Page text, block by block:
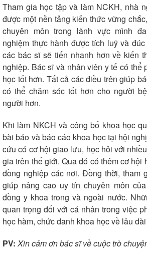
Tham gia học tập và làm NCKH, nhà
được một nền tảng kiến thức vững
chuyên môn trong lãnh vực mình
nghiệm thực hành được tích luỹ và
các bác sĩ sẽ tiến nhanh hơn về kiến
nghiệp. Bác sĩ và nhân viên y tế có thể
học tốt hơn. Tất cả các điều trên giúp
có thể chăm sóc tốt hơn cho người
người hơn.
Khi làm NKCH và công bố khoa học
bài báo và báo cáo khoa học tại hội
cứu có cơ hội giao lưu, học hỏi với
gia trên thế giới. Qua đó có thêm cơ hội
đồng nghiệp các nơi. Đồng thời, tham
giúp nâng cao uy tín chuyên môn
đồng y khoa trong và ngoài nước.
quan trọng đối với cá nhân trong việc
học hàm, chức danh khoa học về lâu
PV:Xin cảm ơn bác sĩ về cuộc trò